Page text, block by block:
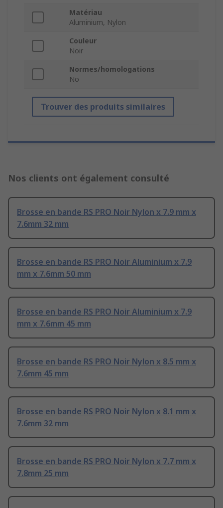
Matériau
Aluminium, Nylon
Couleur
Noir
Normes/homologations
No
Trouver des produits similaires
Nos clients ont également consulté
Brosse en bande RS PRO Noir Nylon x 7.9 mm x
7.6mm 32 mm
Brosse en bande RS PRO Noir Aluminium x 7.9
mm x 7.6mm 50 mm
Brosse en bande RS PRO Noir Aluminium x 7.9
mm x 7.6mm 45 mm
Brosse en bande RS PRO Noir Nylon x 8.5 mm x
7.6mm 45 mm
Brosse en bande RS PRO Noir Nylon x 8.1 mm x
7.6mm 32 mm
Brosse en bande RS PRO Noir Nylon x 7.7 mm x
7.8mm 25 mm